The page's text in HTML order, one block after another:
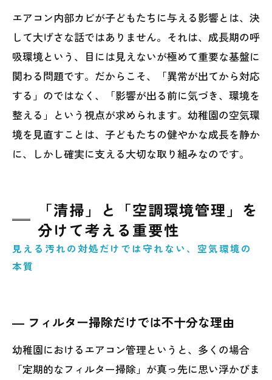
エアコン内部カビが子どもたちに与える影響とは、決
して大げさな話ではありません。それは、成長期の呼
吸環境という、目には見えないが極めて重要な基盤に
関わる問題です。だからこそ、「異常が出てから対応
する」のではなく、「影響が出る前に気づき、環境を
整える」という視点が求められます。幼稚園の空気環
境を見直すことは、子どもたちの健やかな成長を静か
に、しかし確実に支える大切な取り組みなのです。
「清掃」と「空調環境管理」を
分けて考える重要性
見える汚れの対処だけでは守れない、空気環境の
本質
― フィルター掃除だけでは不十分な理由
幼稚園におけるエアコン管理というと、多くの場合
「定期的なフィルター掃除」が真っ先に思い浮かびま